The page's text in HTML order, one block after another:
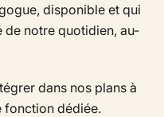
disponible et qui
de notre quotidien, au-
dans nos plans à
fonction dédiée.